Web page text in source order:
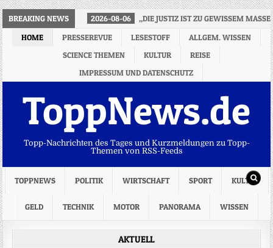
BREAKING NEWS 2026-08-06
„DIE JUSTIZ IST ZU GEWISSEM
HOME
PRESSEREVUE LESESTOFF
ALLGEM. WISSEN
SCIENCE THEMEN
KULTUR
REISE
IMPRESSUM UND DATENSCHUTZ
ToppNews.de
Topp-Nachrichten des Tages und Kurzmeldungen zu Topp-
Themen von RSS-Feeds
TOPPNEWS POLITIK WIRTSCHAFT SPORT KULTUR
GELD TECHNIK MOTOR PANORAMA WISSEN
AKTUELL